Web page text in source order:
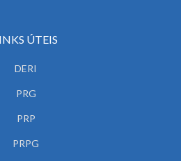
ÚTEIS
DERI
PRG
PRP
PRPG